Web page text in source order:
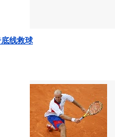
线救球